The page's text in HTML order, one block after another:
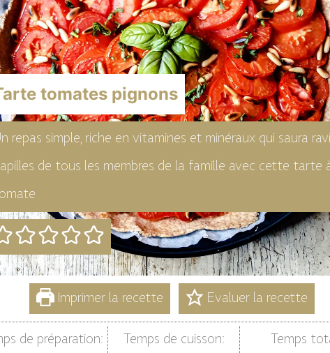
tomates pignons
repas simple, riche en vitamines et minéraux qui saura
de tous les membres de la famille avec cette tarte
Imprimer la recette Evaluer la recette
de préparation:
Temps de cuisson:
Temps